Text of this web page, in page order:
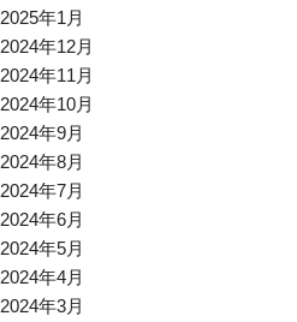
2025年1月
2024年12月
2024年11月
2024年10月
2024年9月
2024年8月
2024年7月
2024年6月
2024年5月
2024年4月
2024年3月